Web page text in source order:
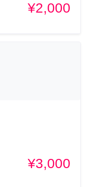
¥2,000
¥3,000